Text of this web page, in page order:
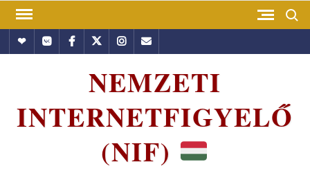
Skip
contentHundubVkontakte
Facebook
TwitterInstagram
Email
NEMZETI
INTERNETFIGYELŐ
(NIF)